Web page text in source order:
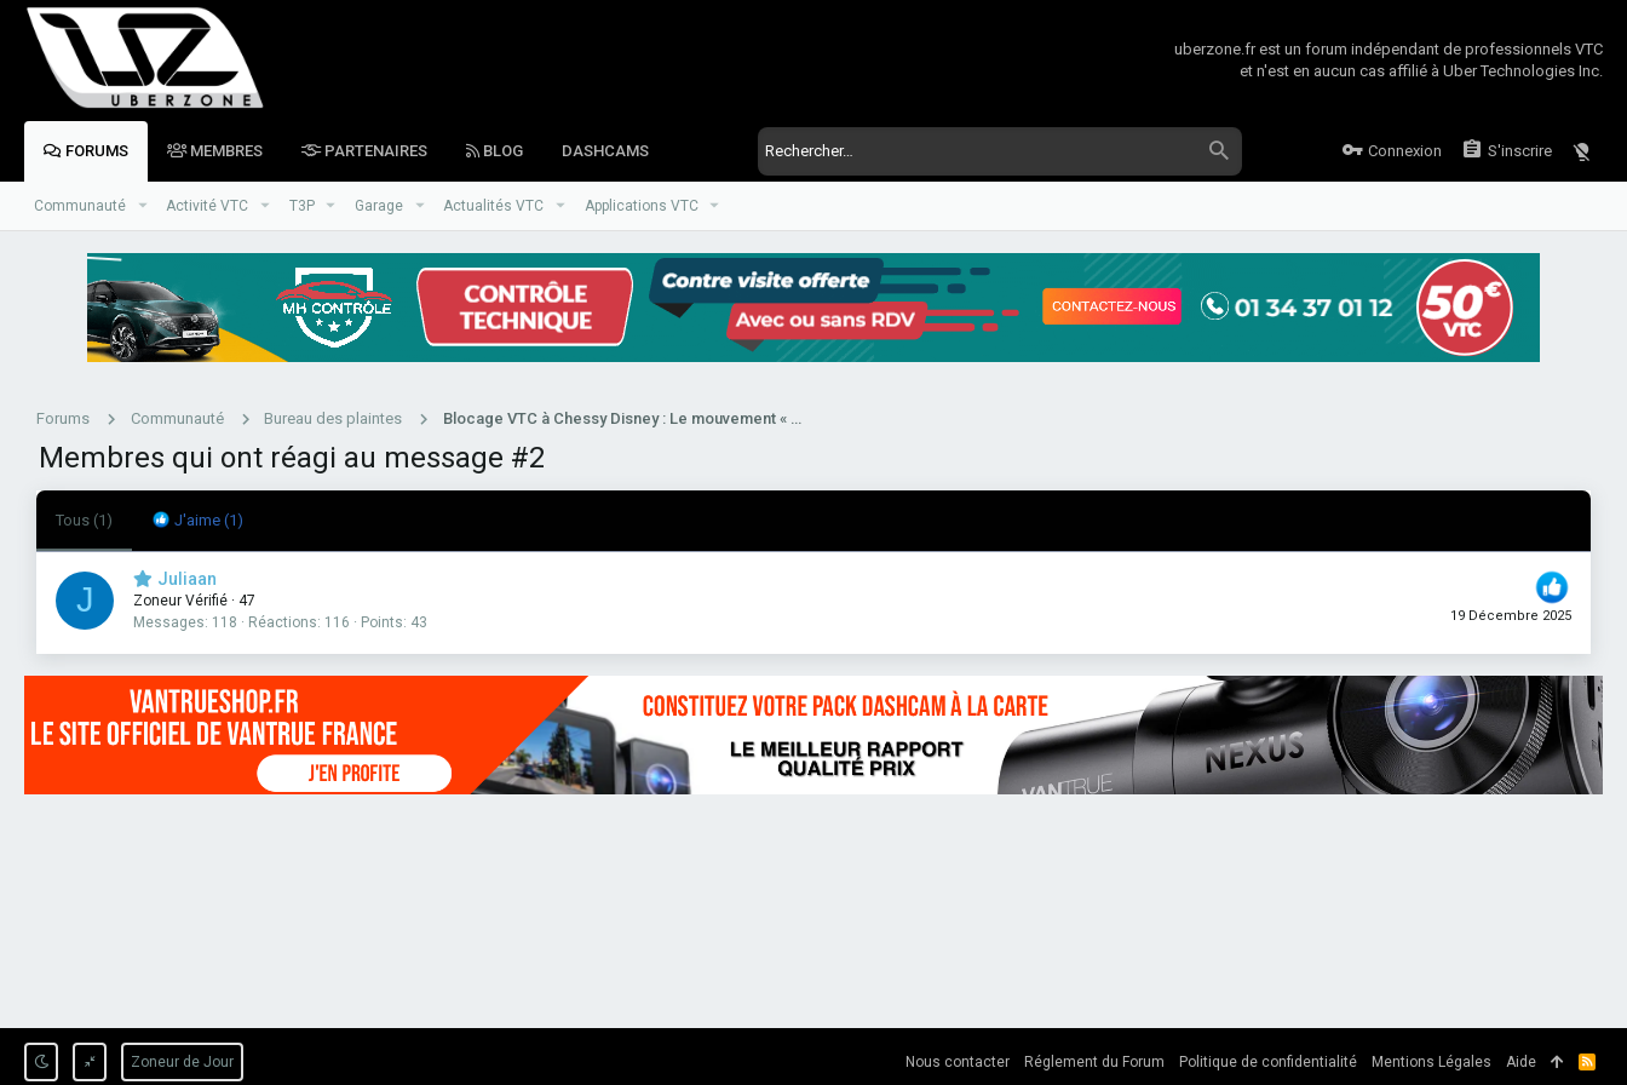
uberzone.fr est un forum indépendant de professionnels VTC
et n'est en aucun cas affilié à Uber Technologies Inc.
FORUMS MEMBRES PARTENAIRES BLOG DASHCAMS Connexion S'inscrire
Communauté Activité VTC T3P Garage Actualités VTC Applications VTC
Forums Communauté Bureau des plaintes
Membres qui ont réagi au message #2
Tous (1) J'aime (1)
J 19 Décembre 2025
Juliaan
Zoneur Vérifié · 47
Messages 118 Réactions 116 Points 43
Zoneur de Jour Nous contacter Réglement du Forum Politique de confidentialité Mentions Légales Aide
R